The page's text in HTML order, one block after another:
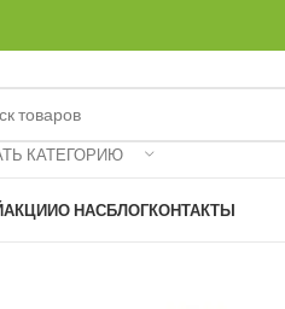
КАТЕГОРИЮ
АКЦИИО НАСБЛОГКОНТАКТЫ